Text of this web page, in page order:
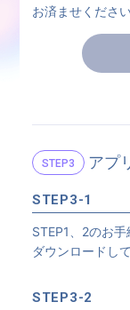
お済ませくださ
STEP3 アプ
STEP3-1
STEP1、2のお
ダウンロードし
STEP3-2